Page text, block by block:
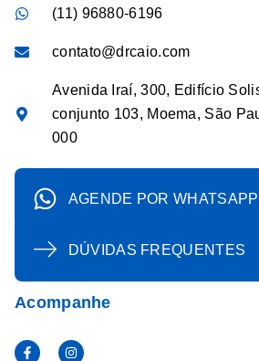
(11) 96880-6196
contato@drcaio.com
Avenida Iraí, 300, Edifício
conjunto 103, Moema, São
000
AGENDE POR WHATSAPP
DÚVIDAS FREQUENTES
Acompanhe